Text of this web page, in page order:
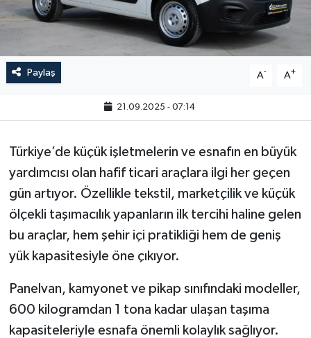
Paylaş A- A+
21.09.2025 - 07:14
Türkiye’de küçük işletmelerin ve esnafın en büyük
yardımcısı olan hafif ticari araçlara ilgi her geçen
gün artıyor. Özellikle tekstil, marketçilik ve küçük
ölçekli taşımacılık yapanların ilk tercihi haline gelen
bu araçlar, hem şehir içi pratikliği hem de geniş
yük kapasitesiyle öne çıkıyor.
Panelvan, kamyonet ve pikap sınıfındaki modeller,
600 kilogramdan 1 tona kadar ulaşan taşıma
kapasiteleriyle esnafa önemli kolaylık sağlıyor.